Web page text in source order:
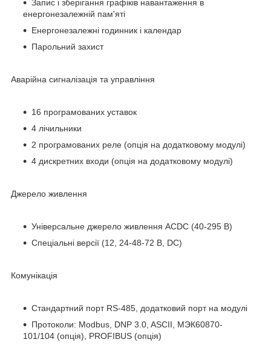
Запис і зберігання графіків навантаження в
енергонезалежній пам'яті
Енергонезалежні годинник і календар
Парольний захист
Аварійна сигналізація та управління
16 програмованих уставок
4 лічильники
2 програмованих реле (опція на додатковому модулі)
4 дискретних входи (опція на додатковому модулі)
Джерело живлення
Універсальне джерело живлення ACDC (40-295 В)
Спеціальні версії (12, 24-48-72 В, DC)
Комунікація
Стандартний порт RS-485, додатковий порт на модулі
Протоколи: Modbus, DNP 3.0, ASCII, МЭК60870-
101/104 (опція), PROFIBUS (опція)